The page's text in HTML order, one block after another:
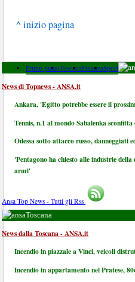
^ inizio pagina
Primo pianoToscanaFinanzaSport
News di Topnews - ANSA.it
Ankara, 'Egitto potrebbe essere il
Tennis, n.1 al mondo Sabalenka
Odessa sotto attacco russo, danneggiati
'Pentagono ha chiesto alle industrie
armi'
Ansa Top News - Tutti gli Rss
Toscana
News dalla Toscana - ANSA.it
Incendio in piazzale a Vinci, veicoli
Incendio in appartamento nel Pratese,